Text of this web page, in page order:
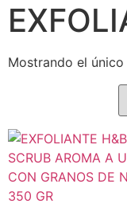
Mostrando el